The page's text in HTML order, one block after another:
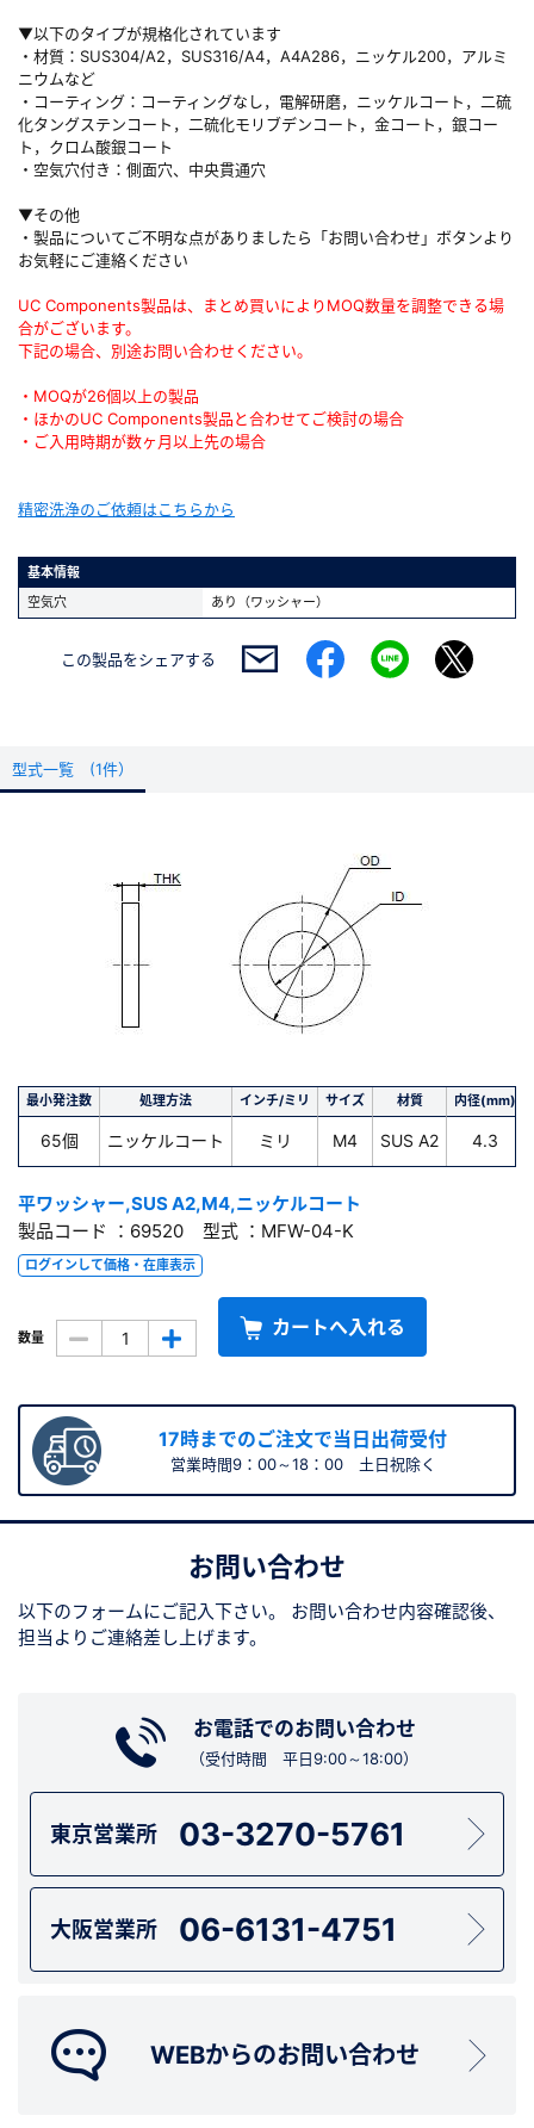
▼以下のタイプが規格化されています
・材質：SUS304/A2，SUS316/A4，A4A286，ニッケル200，アルミ
ニウムなど
・コーティング：コーティングなし，電解研磨，ニッケルコート，二硫
化タングステンコート，二硫化モリブデンコート，金コート，銀コー
ト，クロム酸銀コート
・空気穴付き：側面穴、中央貫通穴
▼その他
・製品についてご不明な点がありましたら「お問い合わせ」ボタンより
お気軽にご連絡ください
UC Components製品は、まとめ買いによりMOQ数量を調整できる場
合がございます。
下記の場合、別途お問い合わせください。
・MOQが26個以上の製品
・ほかのUC Components製品と合わせてご検討の場合
・ご入用時期が数ヶ月以上先の場合
精密洗浄のご依頼はこちらから
基本情報
空気穴
あり（ワッシャー）
この製品をシェアする
型式一覧 (1件）
最小発注数 処理方法 インチ/ミリ サイズ 材質 内径(mm)
65個 ニッケルコート ミリ M4 SUS A2 4.3
平ワッシャー,SUS A2,M4,ニッケルコート
製品コード ：69520 型式 ：MFW-04-K
ログインして価格・在庫表示
数量 カートへ入れる
17時までのご注文で当日出荷受付
営業時間9：00～18：00 土日祝除く
お問い合わせ
以下のフォームにご記入下さい。
お問い合わせ内容確認後、
担当よりご連絡差し上げます。
お電話でのお問い合わせ
（受付時間 平日9:00～18:00）
東京営業所 03-3270-5761
大阪営業所 06-6131-4751
WEBからのお問い合わせ